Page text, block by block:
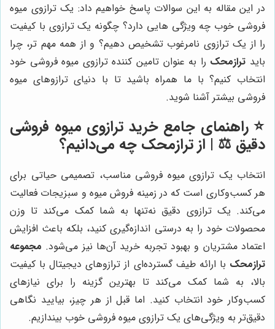
در این مقاله به این سوالات پاسخ خواهیم داد: یک ترازوی میوه
فروشی خوب چه ویژگی هایی دارد؟ چگونه یک ترازوی با کیفیت
را از یک ترازوی نامرغوب تشخیص دهیم؟ و از همه مهم تر، چرا
باید ترازمحک را به عنوان تامین کننده ترازوی میوه فروشی خود
انتخاب کنیم؟ با ما همراه باشید تا با دنیای ترازوهای میوه
فروشی بیشتر آشنا شوید.
⭐️ راهنمای جامع خرید ترازوی میوه فروشی
دقیق ⚖️ | از ترازمحک چه می‌دانیم؟
انتخاب یک ترازوی میوه فروشی مناسب، تصمیمی حیاتی برای
هر کسب‌وکاری است که در زمینه فروش میوه و سبزیجات فعالیت
می‌کند. یک ترازوی دقیق نه‌تنها به شما کمک می‌کند تا وزن
محصولات خود را به درستی اندازه‌گیری کنید، بلکه باعث افزایش
اعتماد مشتریان و بهبود تجربه خرید آن‌ها نیز می‌شود. مجموعه
ترازمحک با ارائه طیف گسترده‌ای از ترازوهای دیجیتال با کیفیت
بالا، به شما کمک می‌کند تا بهترین گزینه را برای نیازهای
کسب‌وکار خود انتخاب کنید. اما قبل از هر چیز، بیایید نگاهی
دقیق‌تر به ویژگی‌های یک ترازوی میوه فروشی خوب بیندازیم.